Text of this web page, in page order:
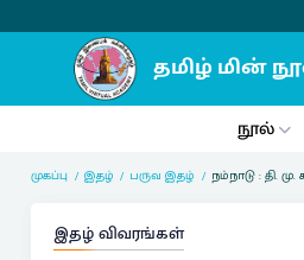
நூல்
முகப்பு இதழ் பருவ இதழ் நம்நாடு : தி.
இதழ் விவரங்கள்